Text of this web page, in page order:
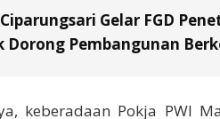
Gelar FGD
Dorong Pembangunan
keberadaan Pokja PWI